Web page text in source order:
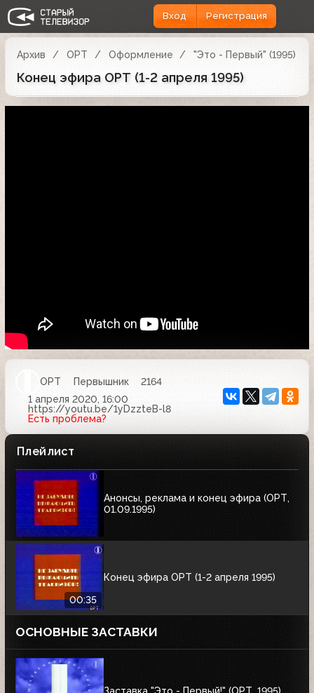
Вход Регистрация
Архив ОРТ Оформление "Это - Первый" (1995)
Конец эфира ОРТ (1-2 апреля 1995)
ОРТ Первышник
2164
1 апреля 2020, 16:00
https://youtu.be/1yDzzteB-l8
Есть проблема?
Плейлист
Анонсы, реклама и конец эфира (ОРТ,
01.09.1995)
00:35
Конец эфира ОРТ (1-2 апреля 1995)
ОСНОВНЫЕ ЗАСТАВКИ